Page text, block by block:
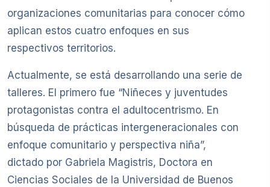
organizaciones comunitarias para conocer cómo
aplican estos cuatro enfoques en sus
respectivos territorios.
Actualmente, se está desarrollando una serie de
talleres. El primero fue “Niñeces y juventudes
protagonistas contra el adultocentrismo. En
búsqueda de prácticas intergeneracionales con
enfoque comunitario y perspectiva niña”,
dictado por Gabriela Magistris, Doctora en
Ciencias Sociales de la Universidad de Buenos